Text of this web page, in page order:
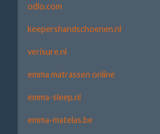
odlo.com
keepershandschoenen.nl
verisure.nl
emma matrassen online
emma-sleep.nl
emma-matelas.be